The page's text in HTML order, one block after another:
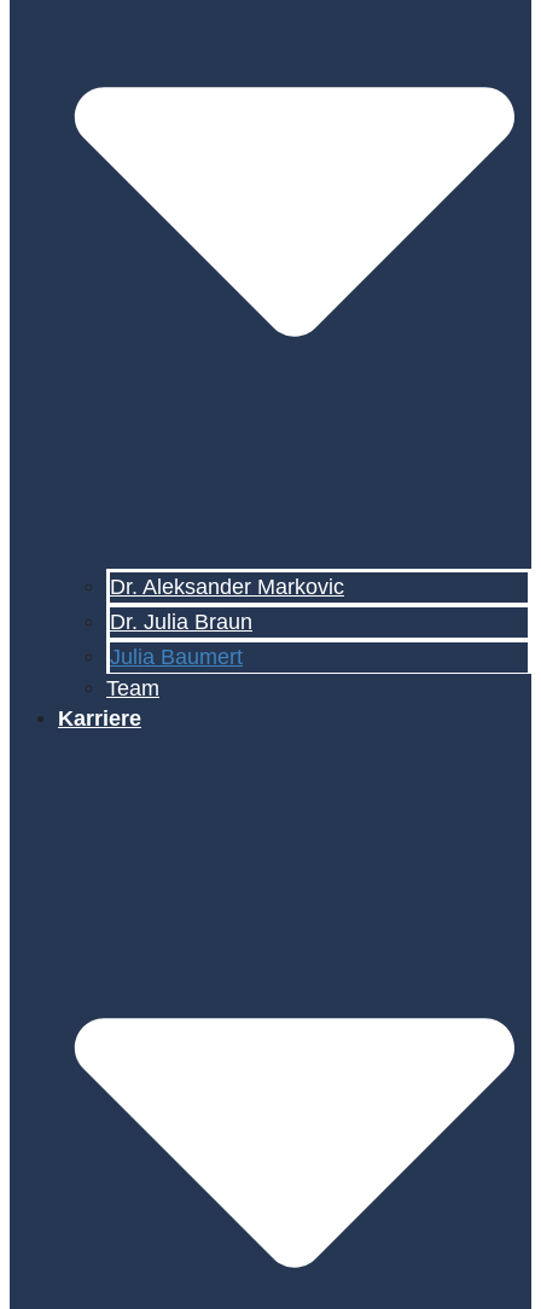
Dr. Aleksander Markovic
Dr. Julia Braun
Julia Baumert
Team
Karriere